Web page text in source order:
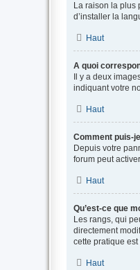
La raison la plus
d’installer la
Haut
A quoi
Il y a deux
indiquant votre
Haut
Comment puis-
Depuis votre
forum peut
Haut
Qu’est-ce que
Les rangs, qui
directement
cette pratique
Haut